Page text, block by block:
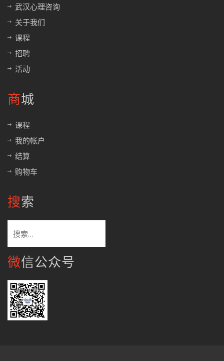
武汉心理咨询
关于我们
课程
招聘
活动
商城
课程
我的帐户
结算
购物车
搜索
索：
微信公众号